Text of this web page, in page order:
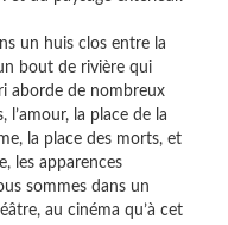
un huis clos entre la
bout de rivière qui
aborde de nombreux
l’amour, la place de la
la place des morts, et
les apparences
sommes dans un
au cinéma qu’à cet